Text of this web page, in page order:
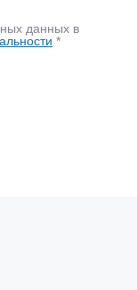
данных в
*